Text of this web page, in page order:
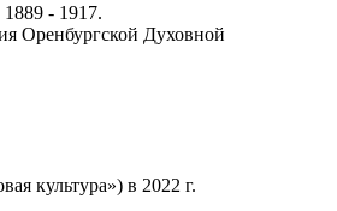
- 1917.
Оренбургской Духовной
культура») в 2022 г.